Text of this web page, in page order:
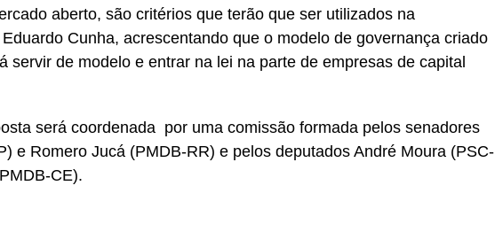
aberto, são critérios que terão que ser utilizados na
Cunha, acrescentando que o modelo de governança criado
servir de modelo e entrar na lei na parte de empresas de capital
será coordenada por uma comissão formada pelos senadores
e Romero Jucá (PMDB-RR) e pelos deputados André Moura (PSC-
CE).